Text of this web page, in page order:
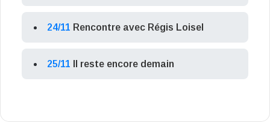
24/11 Rencontre avec Régis Loisel
25/11 Il reste encore demain